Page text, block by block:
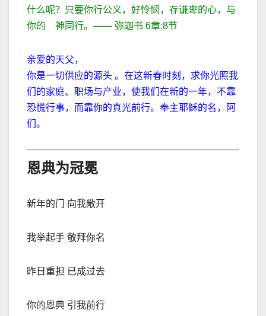
什么呢？只要你行公义，好怜悯，存谦卑的心，与
你的 神同行。 —— 弥迦书 6章:8节
亲爱的天父，
你是一切供应的源头 。在这新春时刻，求你光照我
们的家庭、职场与产业，使我们在新的一年，不靠
恐慌行事，而靠你的真光前行。奉主耶稣的名，阿
们。
恩典为冠冕
新年的门 向我敞开
我举起手 敬拜你名
昨日重担 已成过去
你的恩典 引我前行